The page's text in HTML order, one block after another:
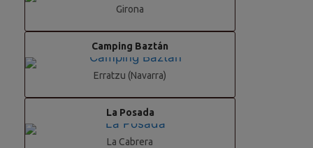
Girona
Camping Baztán
Erratzu (Navarra)
La Posada
La Cabrera